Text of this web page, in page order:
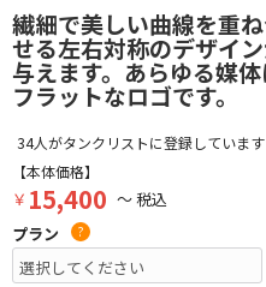
繊細で美しい曲線を重
せる左右対称のデザイ
与えます。あらゆる媒
フラットなロゴです。
34人がタンクリストに登録しています
【本体価格】
￥ 15,400 ～ 税込
プラン
?